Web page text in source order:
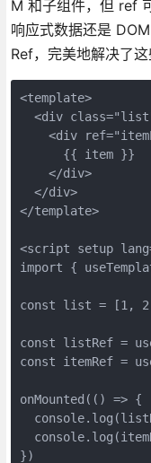
M 和子组件，但 ref
响应式数据还是
Ref，完美地解决了这
<template>
<div
<div
      {{ item }}
    </div>
  </div>
</template>
<script setup
import {
const list = [1,
const listRef =
const itemRef =
onMounted(() => {
})